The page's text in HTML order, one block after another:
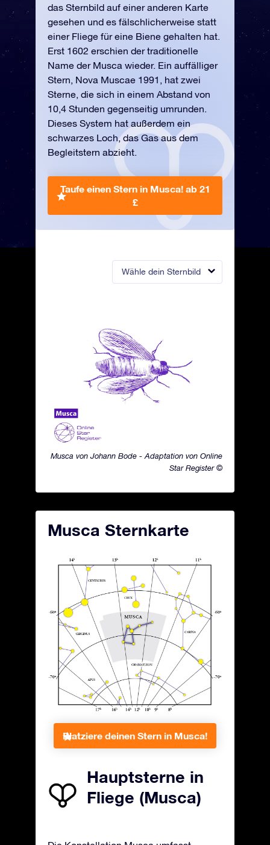
Wähle dein Sternbild
Musca von Johann Bode - Adaptation von Online
Star Register ©
das Sternbild auf einer anderen Karte
gesehen und es fälschlicherweise statt
einer Fliege für eine Biene gehalten hat.
Erst 1602 erschien der traditionelle
Name der Musca wieder. Ein auffälliger
Stern, Nova Muscae 1991, hat zwei
Sterne, die sich in einem Abstand von
10,4 Stunden gegenseitig umrunden.
Dieses System hat außerdem ein
schwarzes Loch, das Gas aus dem
Begleitstern abzieht.
Taufe einen Stern in Musca! ab 21
£
Musca Sternkarte
Platziere deinen Stern in Musca!
Hauptsterne in
Fliege (Musca)